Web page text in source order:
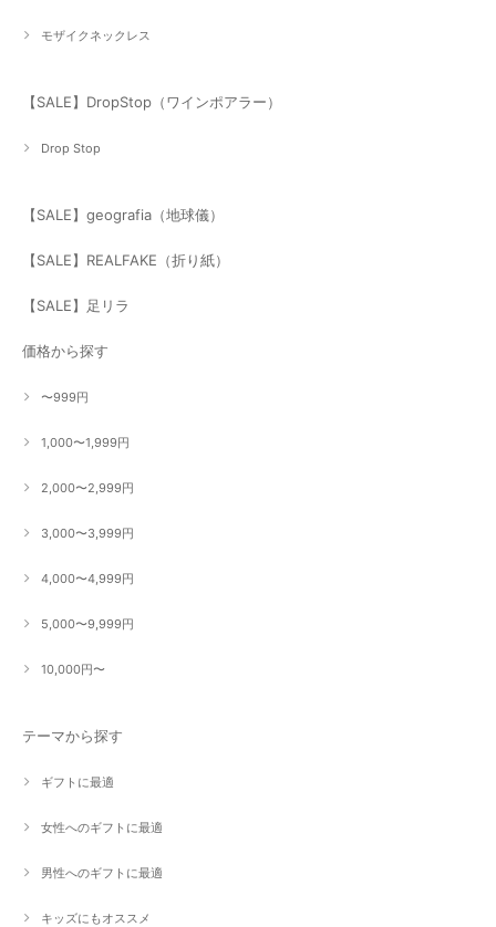
モザイクネックレス
【SALE】DropStop（ワインポアラー）
Drop Stop
【SALE】geografia（地球儀）
【SALE】REALFAKE（折り紙）
【SALE】足リラ
価格から探す
〜999円
1,000〜1,999円
2,000〜2,999円
3,000〜3,999円
4,000〜4,999円
5,000〜9,999円
10,000円〜
テーマから探す
ギフトに最適
女性へのギフトに最適
男性へのギフトに最適
キッズにもオススメ